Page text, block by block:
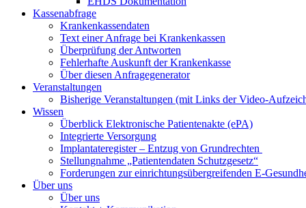
Kassenabfrage
Krankenkassendaten
Text einer Anfrage bei Krankenkassen
Überprüfung der Antworten
Fehlerhafte Auskunft der Krankenkasse
Über diesen Anfragegenerator
Veranstaltungen
Bisherige Veranstaltungen (mit Links der Video-
Wissen
Überblick Elektronische Patientenakte (ePA)
Integrierte Versorgung
Implantateregister – Entzug von Grundrechten
Stellungnahme „Patientendaten Schutzgesetz“
Forderungen zur einrichtungsübergreifenden E-
Über uns
Über uns